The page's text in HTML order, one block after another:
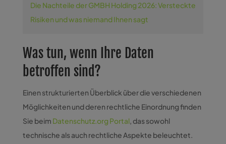
Die Nachteile der GMBH Holding 2026: Versteckte
Risiken und was niemand Ihnen sagt
Was tun, wenn Ihre Daten
betroffen sind?
Einen strukturierten Überblick über die verschiedenen
Möglichkeiten und deren rechtliche Einordnung finden
Sie beim Datenschutz.org Portal, das sowohl
technische als auch rechtliche Aspekte beleuchtet.